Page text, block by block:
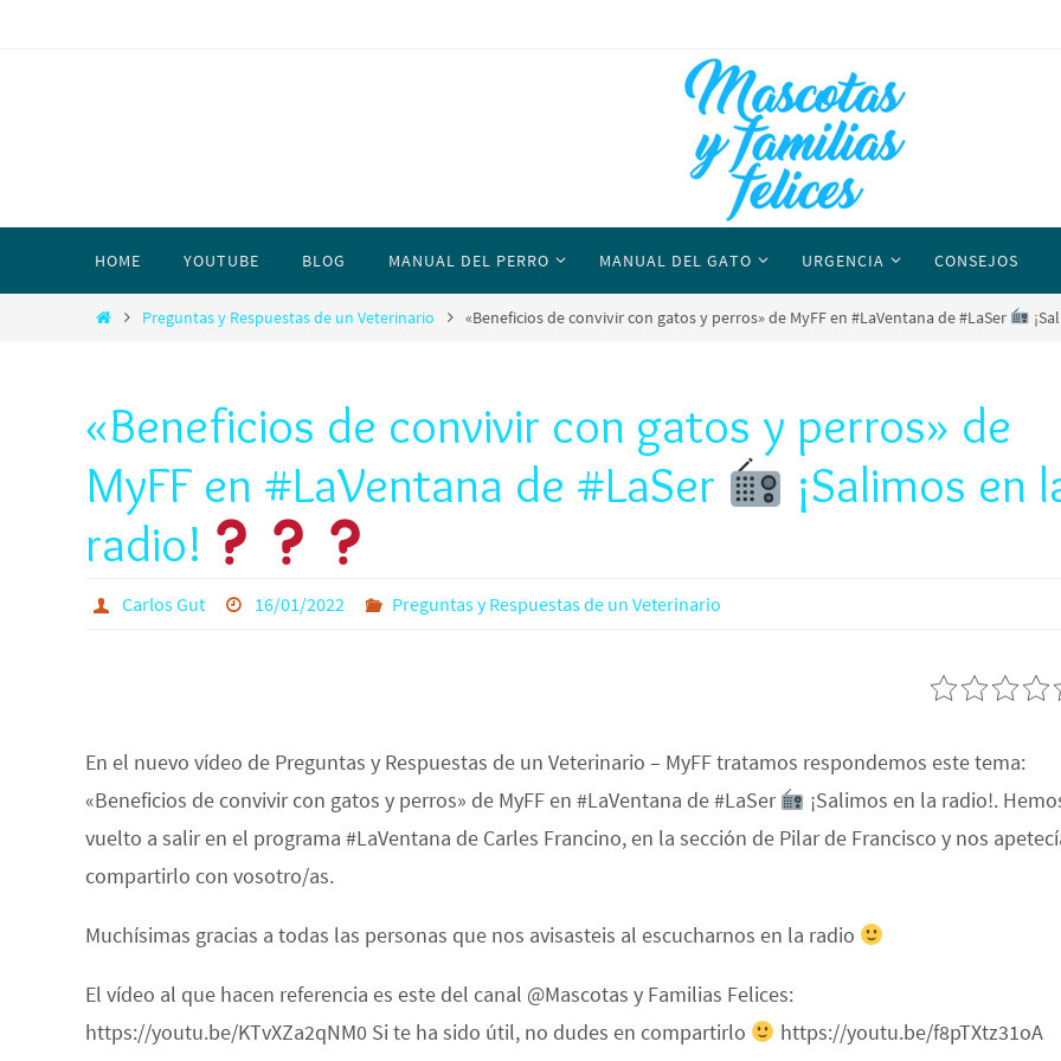
HOME YOUTUBE BLOG MANUAL DEL PERRO MANUAL DEL GATO URGENCIA CONSEJOS
Preguntas y Respuestas de un Veterinario «Beneficios de convivir con gatos y perros» de MyFF en #LaVentana de #LaSer
«Beneficios de convivir con gatos y perros» de
MyFF en #LaVentana de #LaSer
¡Salimos en
radio!
Carlos Gut 16/01/2022 Preguntas y Respuestas de un Veterinario
En el nuevo vídeo de Preguntas y Respuestas de un Veterinario – MyFF tratamos respondemos este tema:
«Beneficios de convivir con gatos y perros» de MyFF en #LaVentana de #LaSer
¡Salimos en la radio!.
vuelto a salir en el programa #LaVentana de Carles Francino, en la sección de Pilar de Francisco y nos
compartirlo con vosotro/as.
Muchísimas gracias a todas las personas que nos avisasteis al escucharnos en la radio
El vídeo al que hacen referencia es este del canal @Mascotas y Familias Felices:
https://youtu.be/KTvXZa2qNM0 Si te ha sido útil, no dudes en compartirlo
https://youtu.be/f8pTXtz31oA